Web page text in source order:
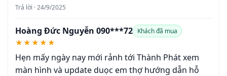
Trả lời · 24/9/2025
Hoàng Đức Nguyễn 090***72 Khách đã mua
★★★★★
Hẹn mấy ngày nay mới rảnh tới Thành Phát xem
màn hình và update duọc em thợ hướng dẫn hỗ